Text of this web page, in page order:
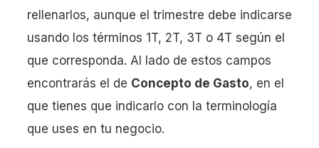
rellenarlos, aunque el trimestre debe indicarse
usando los términos 1T, 2T, 3T o 4T según el
que corresponda. Al lado de estos campos
encontrarás el de Concepto de Gasto, en el
que tienes que indicarlo con la terminología
que uses en tu negocio.